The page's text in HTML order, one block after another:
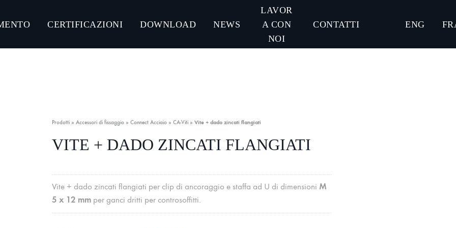
CERTIFICAZIONI DOWNLOAD NEWS
LAVOR
A CON
NOI
CONTATTI ENG
Prodotti» Accessori di fissaggio» Connect Acciaio» CA-Viti» Vite + dado zincati flangiati
VITE + DADO ZINCATI FLANGIATI
Vite + dado zincati flangiati per clip di ancoraggio e staffa ad U di dimensioni M
5 x 12 mmper ganci dritti per controsoffitti.